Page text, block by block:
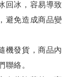
回冰，容易導致
避免造成商品變
機發貨，商品內
聯絡。